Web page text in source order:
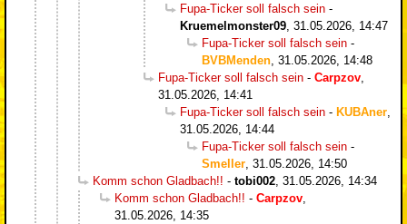
Fupa-Ticker soll falsch sein -
Kruemelmonster09 31.05.2026, 14:47
Fupa-Ticker soll falsch sein -
BVBMenden 31.05.2026, 14:48
Fupa-Ticker soll falsch sein - Carpzov
31.05.2026, 14:41
Fupa-Ticker soll falsch sein - KUBAner
31.05.2026, 14:44
Fupa-Ticker soll falsch sein -
Smeller 31.05.2026, 14:50
Komm schon Gladbach!! - tobi002 31.05.2026, 14:34
Komm schon Gladbach!! - Carpzov
31.05.2026, 14:35